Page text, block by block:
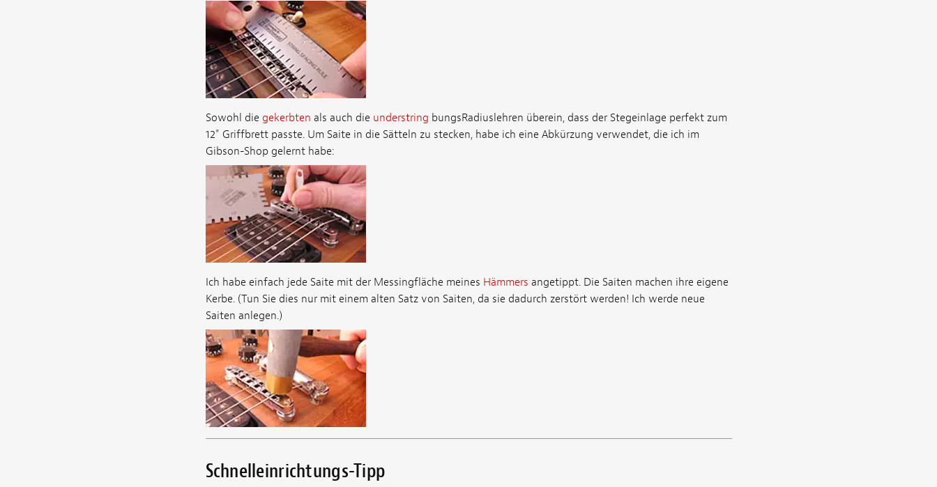
Sowohl die gekerbten als auch die understring bungsRadiuslehren überein, dass der Stegeinlage perfekt zum
12" Griffbrett passte. Um Saite in die Sätteln zu stecken, habe ich eine Abkürzung verwendet, die ich im
Gibson-Shop gelernt habe:
Ich habe einfach jede Saite mit der Messingfläche meines Hämmers angetippt. Die Saiten machen ihre eigene
Kerbe. (Tun Sie dies nur mit einem alten Satz von Saiten, da sie dadurch zerstört werden! Ich werde neue
Saiten anlegen.)
Schnelleinrichtungs-Tipp